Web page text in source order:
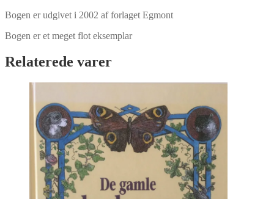
Bogen er udgivet i 2002 af forlaget Egmont
Bogen er et meget flot eksemplar
Relaterede varer